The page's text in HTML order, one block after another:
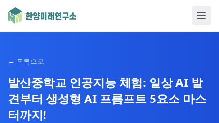
← 목록으로
발산중학교 인공지능 체험: 일상 AI 발
견부터 생성형 AI 프롬프트 5요소 마스
터까지!